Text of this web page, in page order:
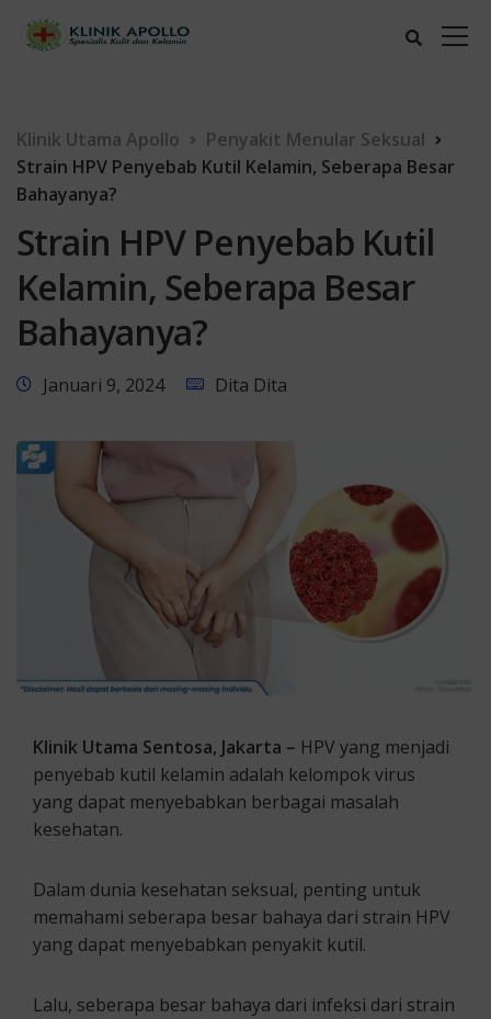
Klinik Utama Apollo
Penyakit Menular Seksual
Strain HPV Penyebab Kutil Kelamin, Seberapa Besar
Bahayanya?
Strain HPV Penyebab Kutil
Kelamin, Seberapa Besar
Bahayanya?
Januari 9, 2024 Dita Dita
Klinik Utama Sentosa, Jakarta – HPV yang menjadi
penyebab kutil kelamin adalah kelompok virus
yang dapat menyebabkan berbagai masalah
kesehatan.
Dalam dunia kesehatan seksual, penting untuk
memahami seberapa besar bahaya dari strain HPV
yang dapat menyebabkan penyakit kutil.
Lalu, seberapa besar bahaya dari infeksi dari strain